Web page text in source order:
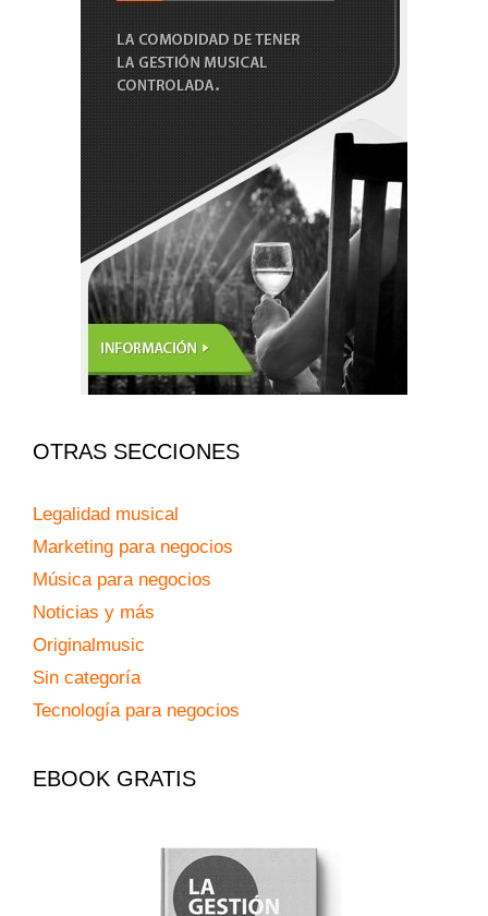
OTRAS SECCIONES
Legalidad musical
Marketing para negocios
Música para negocios
Noticias y más
Originalmusic
Sin categoría
Tecnología para negocios
EBOOK GRATIS